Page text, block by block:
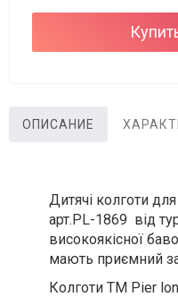
ОПИСАНИЕ
Дитячі колготи
арт.PL-1869 від
високоякісної
мають приємний
Колготи ТМ Pier